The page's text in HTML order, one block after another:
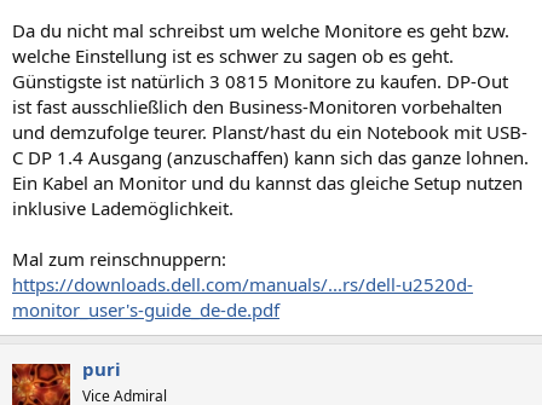
Da du nicht mal schreibst um welche Monitore es geht bzw.
welche Einstellung ist es schwer zu sagen ob es geht.
Günstigste ist natürlich 3 0815 Monitore zu kaufen. DP-Out
ist fast ausschließlich den Business-Monitoren vorbehalten
und demzufolge teurer. Planst/hast du ein Notebook mit USB-
C DP 1.4 Ausgang (anzuschaffen) kann sich das ganze lohnen.
Ein Kabel an Monitor und du kannst das gleiche Setup nutzen
inklusive Lademöglichkeit.
Mal zum reinschnuppern:
https://downloads.dell.com/manuals/...rs/dell-u2520d-
monitor_user's-guide_de-de.pdf
puri
Vice Admiral